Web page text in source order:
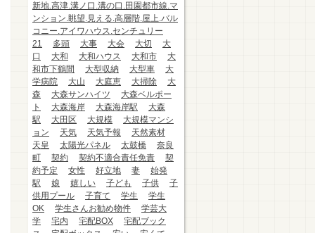
新地.高津.溝ノ口.溝の口.田園都市線.マ
ンション.眺望.見える.高層階.屋上.バル
コニー.アイワハウス.センチュリー
21
多頭 大事 大会 大切
大
口
大和 大和ハウス 大和市
大
和市下鶴間
大型収納 大型車
大
学病院
大山 大庭恵 大掃除
大
森
大森サンハイツ
大森ベルポー
ト
大森海岸 大森海岸駅
大森
駅
大田区 大規模
大規模マンシ
ョン
天気 天気予報
天然素材
天皇
太陽光パネル 太鼓橋
奈良
町
契約 契約不適合責任免責
契
約予定
女性 好立地 妻
始発
駅
娘 嬉しい 子ども 子供
子
供用プール
子育て 学生
学生
OK
学生さんお勧め物件
学芸大
学
宅内 宅配BOX
宅配ブック